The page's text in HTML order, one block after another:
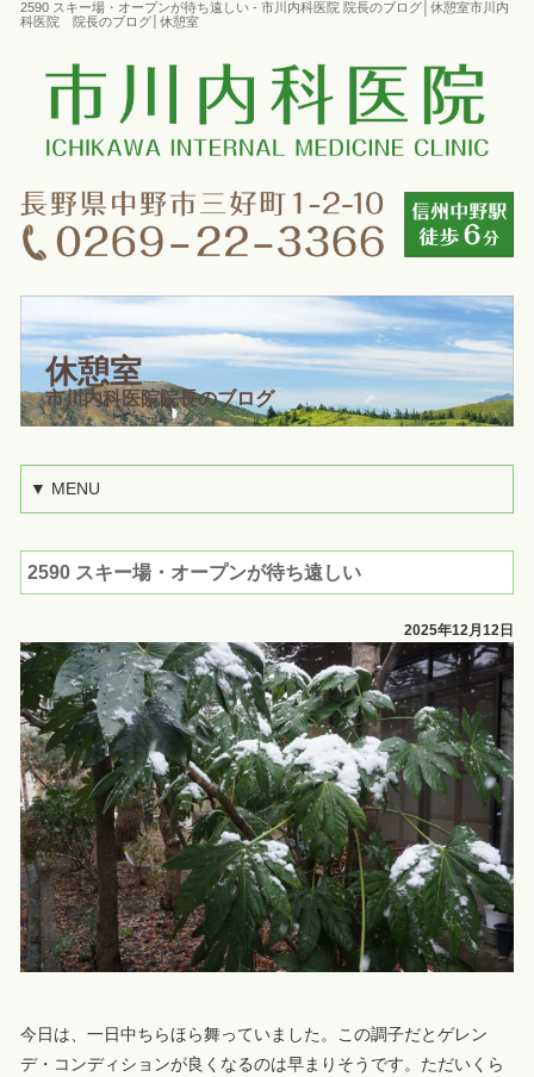
2590 スキー場・オープンが待ち遠しい - 市川内科医院 院長のブログ│休憩室市川内
科医院 院長のブログ│休憩室
休憩室
市川内科医院院長のブログ
▼ MENU
2590 スキー場・オープンが待ち遠しい
2025年12月12日
今日は、一日中ちらほら舞っていました。この調子だとゲレン
デ・コンディションが良くなるのは早まりそうです。ただいくら